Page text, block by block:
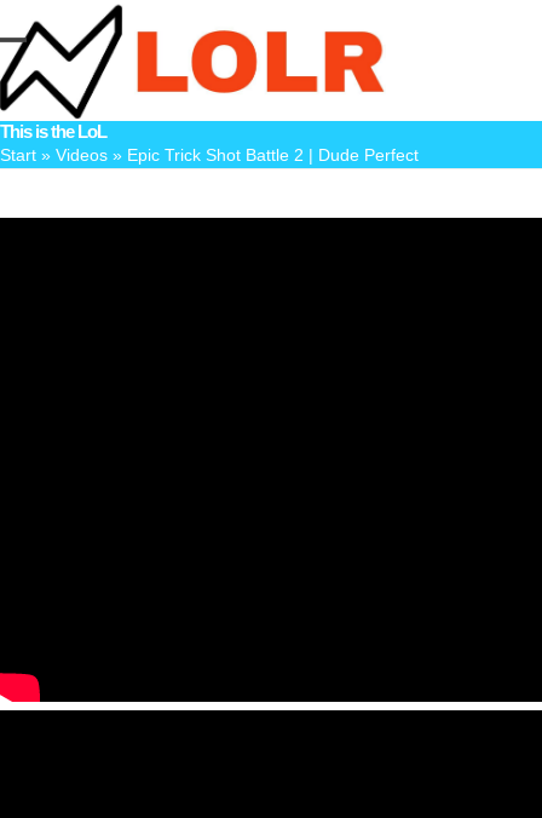
to
content
Open
mobile
menu
Close
mobile
menu
This is the LoL
Start » Videos » Epic Trick Shot Battle 2 | Dude Perfect